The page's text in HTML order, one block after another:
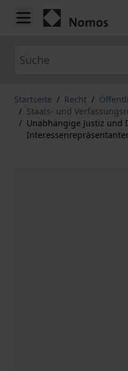
Zum Inhalt springen
Startseite / Recht /
/ Staats- und
/ Unabhängige Justiz und